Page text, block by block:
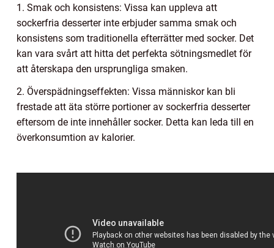
1. Smak och konsistens: Vissa kan uppleva att
sockerfria desserter inte erbjuder samma smak och
konsistens som traditionella efterrätter med socker. Det
kan vara svårt att hitta det perfekta sötningsmedlet för
att återskapa den ursprungliga smaken.
2. Överspädningseffekten: Vissa människor kan bli
frestade att äta större portioner av sockerfria desserter
eftersom de inte innehåller socker. Detta kan leda till en
överkonsumtion av kalorier.